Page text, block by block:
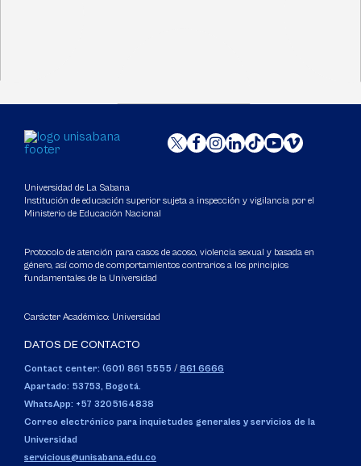
Universidad de La Sabana
Institución de educación superior sujeta a inspección y vigilancia por el
Ministerio de Educación Nacional
Protocolo de atención para casos de acoso, violencia sexual y basada en
género, así como de comportamientos contrarios a los principios
fundamentales de la Universidad
Carácter Académico: Universidad
DATOS DE CONTACTO
Contact center: (601) 861 5555 / 861 6666
Apartado: 53753, Bogotá.
WhatsApp: +57 3205164838
Correo electrónico para inquietudes generales y servicios de la
Universidad
servicious@unisabana.edu.co